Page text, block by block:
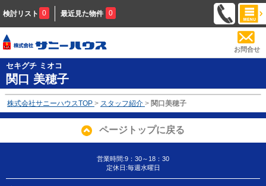
検討リスト 0 最近見た物件 0
お問合せ
セキグチ ミオコ
関口 美穂子
株式会社サニーハウスTOP > スタッフ紹介 > 関口美穂子
ページトップに戻る
営業時間:9：30～18：30
定休日:毎週水曜日